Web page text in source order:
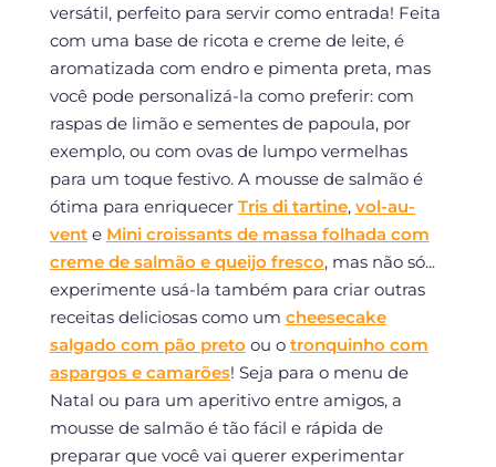
versátil, perfeito para servir como entrada! Feita
com uma base de ricota e creme de leite, é
aromatizada com endro e pimenta preta, mas
você pode personalizá-la como preferir: com
raspas de limão e sementes de papoula, por
exemplo, ou com ovas de lumpo vermelhas
para um toque festivo. A mousse de salmão é
ótima para enriquecer Tris di tartine, vol-au-
vente Mini croissants de massa folhada com
creme de salmão e queijo fresco, mas não só...
experimente usá-la também para criar outras
receitas deliciosas como um cheesecake
salgado com pão preto ou o tronquinho com
aspargos e camarões! Seja para o menu de
Natal ou para um aperitivo entre amigos, a
mousse de salmão é tão fácil e rápida de
preparar que você vai querer experimentar